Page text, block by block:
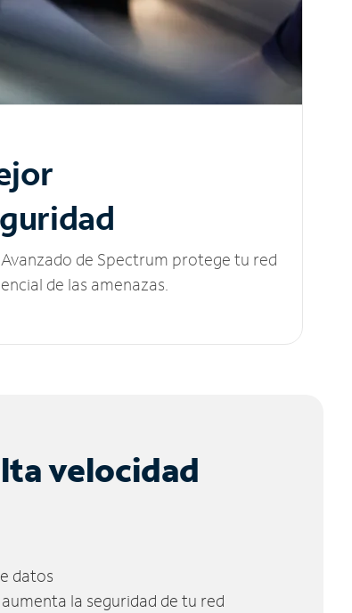
de Spectrum protege tu red
de las amenazas.
velocidad
datos
la seguridad de tu red